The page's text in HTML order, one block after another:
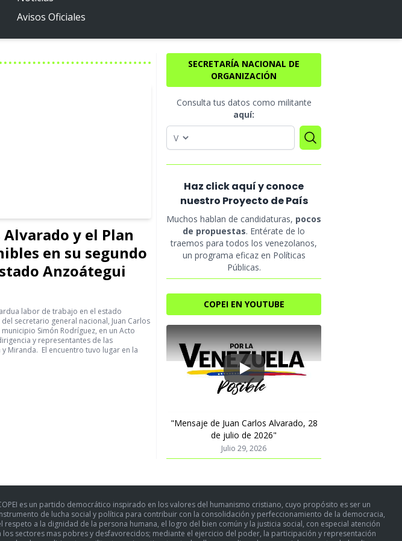
Avisos Oficiales
Alvarado y el Plan
en su segundo
Anzoátegui
labor de trabajo en el estado
secretario general nacional, Juan Carlos
Simón Rodríguez, en un Acto
y representantes de las
Miranda. El encuentro tuvo lugar en la
SECRETARÍA NACIONAL DE
ORGANIZACIÓN
Consulta tus datos como militante
aquí:
Haz click aquí y conoce
nuestro Proyecto de País
Muchos hablan de candidaturas, pocos
de propuestas. Entérate de lo
traemos para todos los venezolanos,
un programa eficaz en Políticas
Públicas.
COPEI EN YOUTUBE
Play
"Mensaje de Juan Carlos Alvarado, 28
de julio de 2026"
Julio 29, 2026
es un partido democrático inspirado en los valores del humanismo cristiano, cuyo propósito es ser un
de lucha social y política para contribuir con la consolidación y perfeccionamiento de la democracia,
respeto a la dignidad de la persona humana, el logro del bien común y la justicia social, con especial atención
los sectores mas pobres y desfavorecidos; mediante el ejercicio del poder, la participación y representación